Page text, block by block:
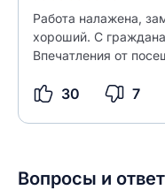
Работа налажена,
хороший. С
Впечатления от
30 7
Вопросы и